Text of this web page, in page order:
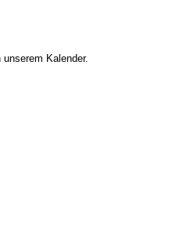
Kalender.